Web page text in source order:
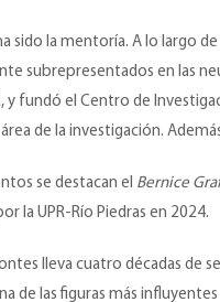
sido la mentoría. A lo largo
subrepresentados en las
y fundó el Centro de
de la investigación.
se destacan el Bernice
la UPR-Río Piedras en 2024.
lleva cuatro décadas de
de las figuras más